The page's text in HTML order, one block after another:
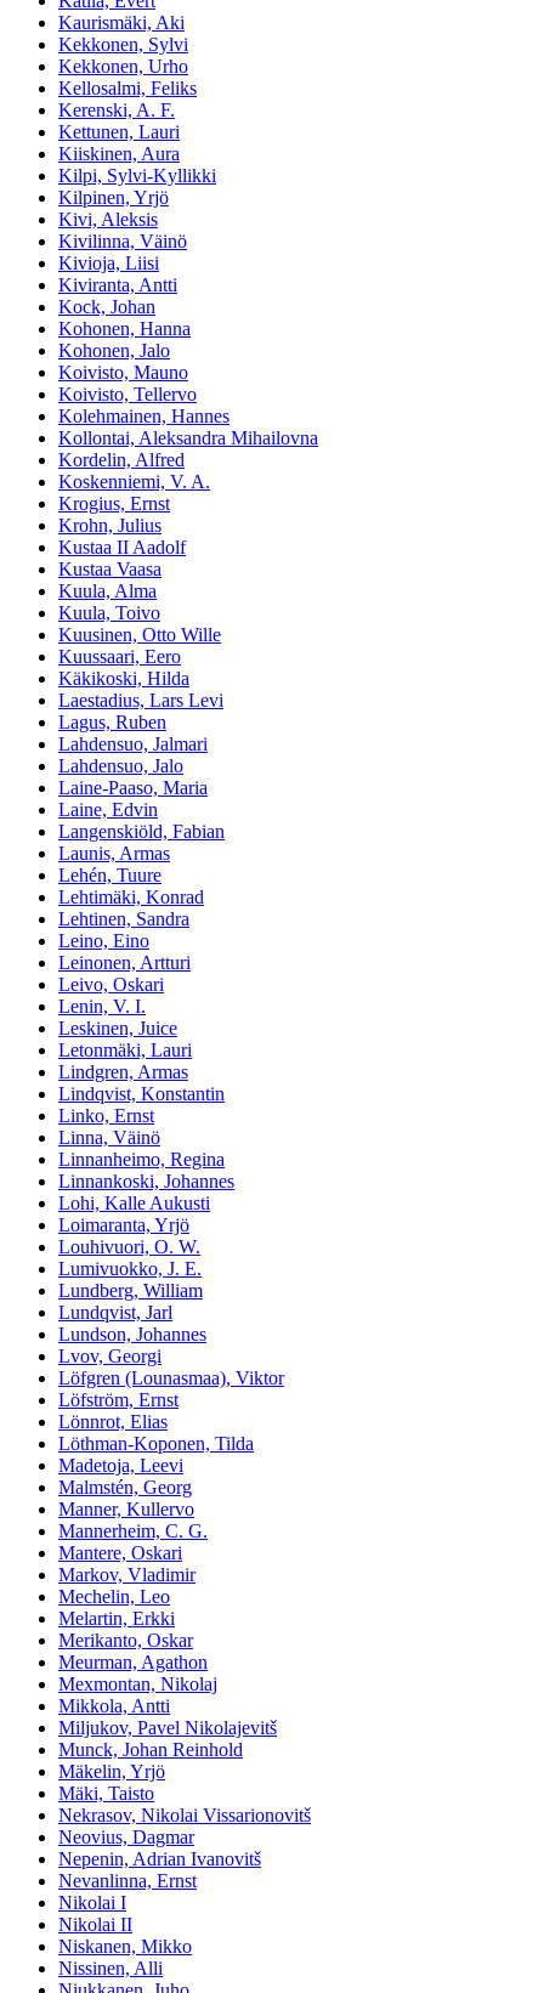
Kaurismäki, Aki
Kekkonen, Sylvi
Kekkonen, Urho
Kellosalmi, Feliks
Kerenski, A. F.
Kettunen, Lauri
Kiiskinen, Aura
Kilpi, Sylvi-Kyllikki
Kilpinen, Yrjö
Kivi, Aleksis
Kivilinna, Väinö
Kivioja, Liisi
Kiviranta, Antti
Kock, Johan
Kohonen, Hanna
Kohonen, Jalo
Koivisto, Mauno
Koivisto, Tellervo
Kolehmainen, Hannes
Kollontai, Aleksandra Mihailovna
Kordelin, Alfred
Koskenniemi, V. A.
Krogius, Ernst
Krohn, Julius
Kustaa II Aadolf
Kustaa Vaasa
Kuula, Alma
Kuula, Toivo
Kuusinen, Otto Wille
Kuussaari, Eero
Käkikoski, Hilda
Laestadius, Lars Levi
Lagus, Ruben
Lahdensuo, Jalmari
Lahdensuo, Jalo
Laine-Paaso, Maria
Laine, Edvin
Langenskiöld, Fabian
Launis, Armas
Lehén, Tuure
Lehtimäki, Konrad
Lehtinen, Sandra
Leino, Eino
Leinonen, Artturi
Leivo, Oskari
Lenin, V. I.
Leskinen, Juice
Letonmäki, Lauri
Lindgren, Armas
Lindqvist, Konstantin
Linko, Ernst
Linna, Väinö
Linnanheimo, Regina
Linnankoski, Johannes
Lohi, Kalle Aukusti
Loimaranta, Yrjö
Louhivuori, O. W.
Lumivuokko, J. E.
Lundberg, William
Lundqvist, Jarl
Lundson, Johannes
Lvov, Georgi
Löfgren (Lounasmaa), Viktor
Löfström, Ernst
Lönnrot, Elias
Löthman-Koponen, Tilda
Madetoja, Leevi
Malmstén, Georg
Manner, Kullervo
Mannerheim, C. G.
Mantere, Oskari
Markov, Vladimir
Mechelin, Leo
Melartin, Erkki
Merikanto, Oskar
Meurman, Agathon
Mexmontan, Nikolaj
Mikkola, Antti
Miljukov, Pavel Nikolajevitš
Munck, Johan Reinhold
Mäkelin, Yrjö
Mäki, Taisto
Nekrasov, Nikolai Vissarionovitš
Neovius, Dagmar
Nepenin, Adrian Ivanovitš
Nevanlinna, Ernst
Nikolai I
Nikolai II
Niskanen, Mikko
Nissinen, Alli